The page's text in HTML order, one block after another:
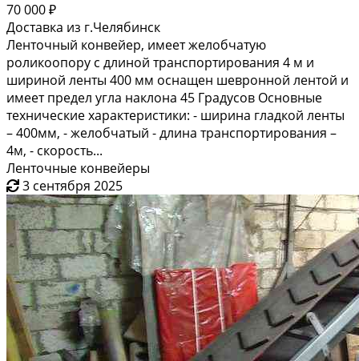
70 000 ₽
Доставка из г.Челябинск
Ленточный конвейер, имеет желобчатую
роликоопору с длиной транспортирования 4 м и
шириной ленты 400 мм оснащен шевронной лентой и
имеет предел угла наклона 45 Градусов Основные
технические характеристики: - ширина гладкой ленты
– 400мм, - желобчатый - длина транспортирования –
4м, - скорость...
Ленточные конвейеры
3 сентября 2025